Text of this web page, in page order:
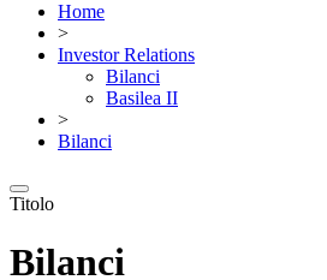
Home
>
Investor Relations
Bilanci
Basilea II
>
Bilanci
Titolo
Bilanci